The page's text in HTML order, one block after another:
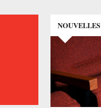
NOUVELLES